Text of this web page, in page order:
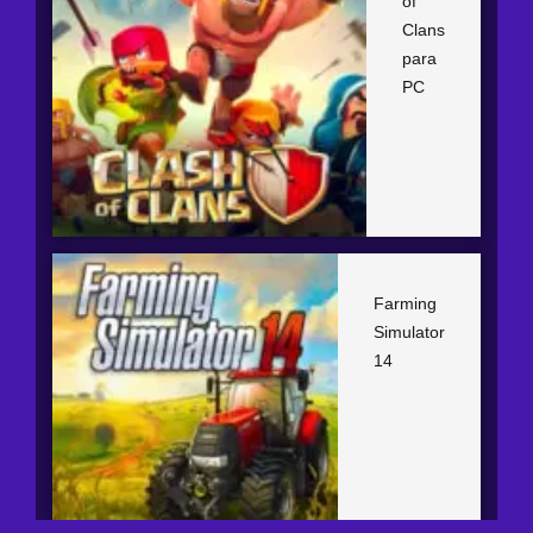
Clans
para
PC
Farming
Simulator
14